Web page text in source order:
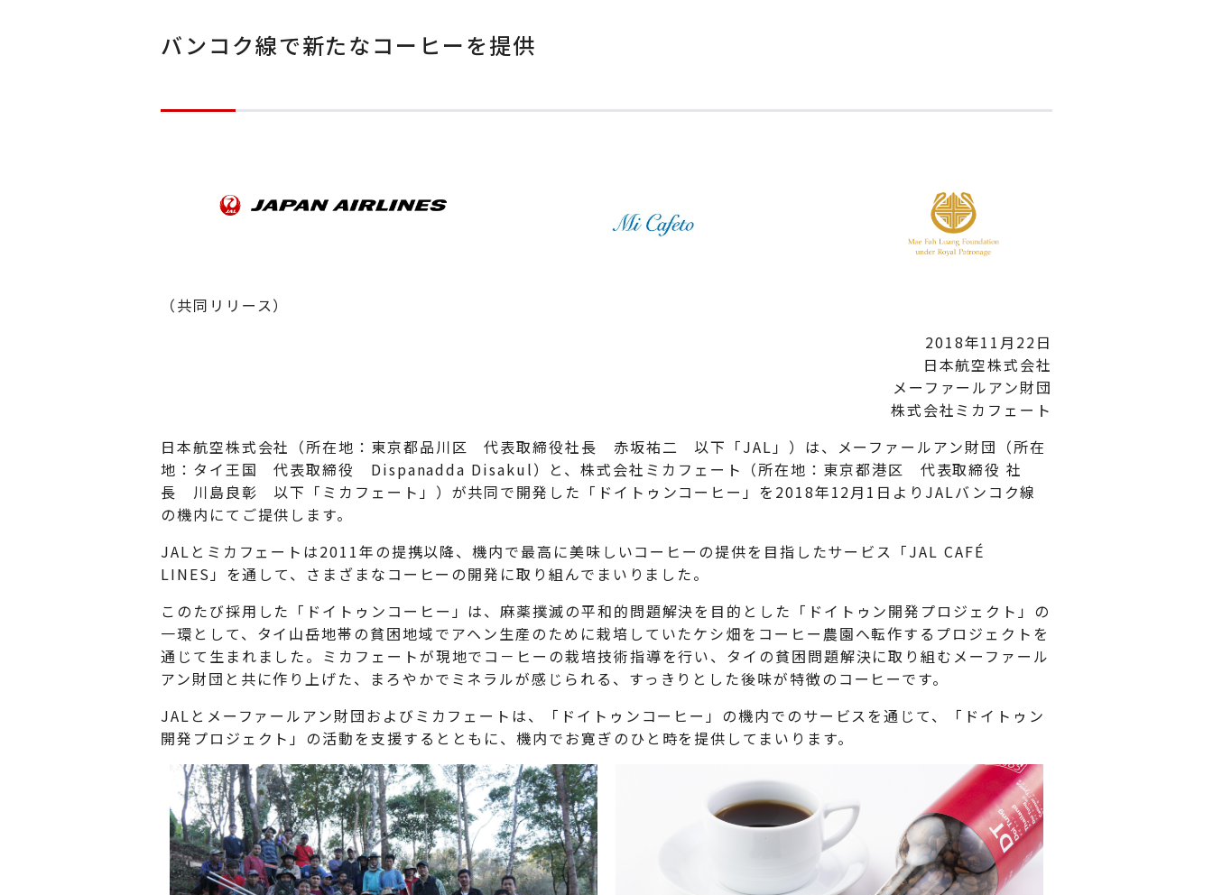
バンコク線で新たなコーヒーを提供
（共同リリース）
2018年11月22日
日本航空株式会社
メーファールアン財団
株式会社ミカフェート
日本航空株式会社（所在地：東京都品川区 代表取締役社長 赤坂祐二 以下「JAL」）は、メーファールアン財団（所在
地：タイ王国 代表取締役 Dispanadda Disakul）と、株式会社ミカフェート（所在地：東京都港区 代表取締役 社
長 川島良彰 以下「ミカフェート」）が共同で開発した「ドイトゥンコーヒー」を2018年12月1日よりJALバンコク線
の機内にてご提供します。
JALとミカフェートは2011年の提携以降、機内で最高に美味しいコーヒーの提供を目指したサービス「JAL CAFÉ
LINES」を通して、さまざまなコーヒーの開発に取り組んでまいりました。
このたび採用した「ドイトゥンコーヒー」は、麻薬撲滅の平和的問題解決を目的とした「ドイトゥン開発プロジェクト」の
一環として、タイ山岳地帯の貧困地域でアヘン生産のために栽培していたケシ畑をコーヒー農園へ転作するプロジェクトを
通じて生まれました。ミカフェートが現地でコ－ヒーの栽培技術指導を行い、タイの貧困問題解決に取り組むメーファール
アン財団と共に作り上げた、まろやかでミネラルが感じられる、すっきりとした後味が特徴のコーヒーです。
JALとメーファールアン財団およびミカフェートは、「ドイトゥンコーヒー」の機内でのサービスを通じて、「ドイトゥン
開発プロジェクト」の活動を支援するとともに、機内でお寛ぎのひと時を提供してまいります。